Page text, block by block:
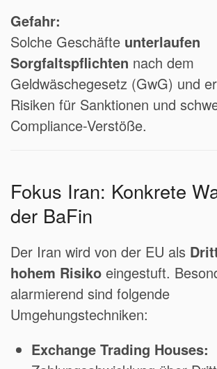
Gefahr:
Solche Geschäfte unterlaufen
Sorgfaltspflichten nach dem
Geldwäschegesetz (GwG) und
Risiken für Sanktionen und
Compliance-Verstöße.
Fokus Iran: Konkrete
der BaFin
Der Iran wird von der EU als
hohem Risiko eingestuft.
alarmierend sind folgende
Umgehungstechniken:
Exchange Trading Houses: